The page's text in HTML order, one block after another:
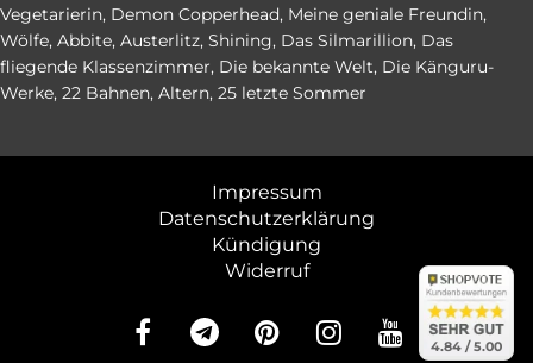
Vegetarierin, Demon Copperhead, Meine geniale Freundin,
Wölfe, Abbite, Austerlitz, Shining, Das Silmarillion, Das
fliegende Klassenzimmer, Die bekannte Welt, Die Känguru-
Werke, 22 Bahnen, Altern, 25 letzte Sommer
Impressum
Datenschutzerklärung
Kündigung
Widerruf
4.84 / 5.00
4.84